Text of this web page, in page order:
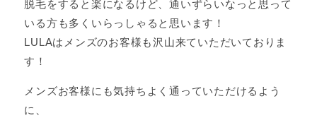
脱毛をすると楽になるけど、通いずらいなっと思って
いる方も多くいらっしゃると思います！
LULAはメンズのお客様も沢山来ていただいておりま
す！
メンズお客様にも気持ちよく通っていただけるよう
に、